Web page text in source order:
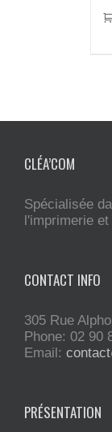
CLÉA’COM
Spécialisée
l'imprimerie
CONTACT INFO
305 Rue
Phone: 02 90
Email:
PRÉSENTATION